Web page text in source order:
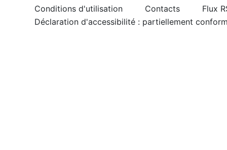
Conditions d'utilisation Contacts
Flux
Déclaration d'accessibilité : partiellement